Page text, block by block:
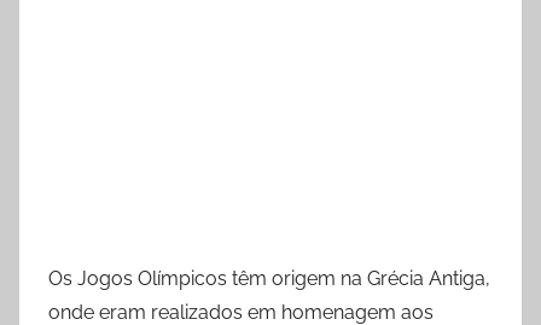
Os Jogos Olímpicos têm origem na Grécia Antiga,
onde eram realizados em homenagem aos